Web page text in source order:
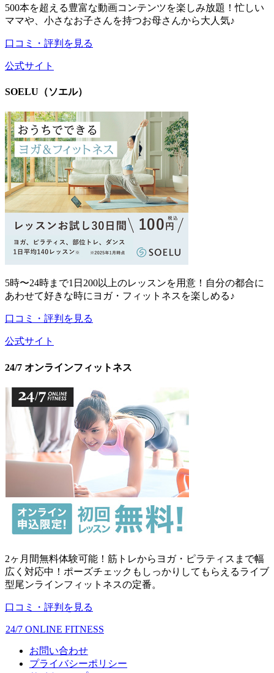
500本を超える豊富な動画コンテンツを楽しみ放題！忙しい
ママや、小さなお子さんを持つお母さんから大人気♪
口コミ・評判を見る
公式サイト
SOELU（ソエル）
5時〜24時まで1日200以上のレッスンを用意！自分の都合に
あわせて好きな時にヨガ・フィットネスを楽しめる♪
口コミ・評判を見る
公式サイト
24/7 オンラインフィットネス
2ヶ月間無料体験可能！筋トレからヨガ・ピラティスまで幅
広く対応中！ポーズチェックもしっかりしてもらえるライブ
型尾ンラインフィットネスの定番。
口コミ・評判を見る
24/7 ONLINE FITNESS
お問い合わせ
プライバシーポリシー